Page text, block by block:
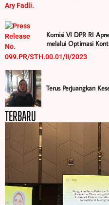
Komisi VI DPR RI
melalui Optimasi
Terus Perjuangkan
TERBARU